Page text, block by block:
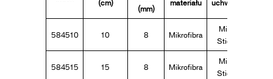
(cm)
(mm)
materiału
uchwytu
584510 10 8 Mikrofibra
Mini
Stick
584515 15 8 Mikrofibra
Mini
Stick